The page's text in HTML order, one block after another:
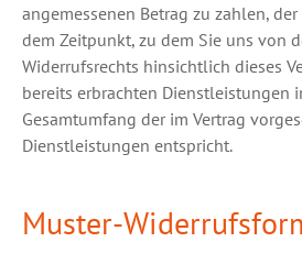
angemessenen Betrag zu zahlen,
dem Zeitpunkt, zu dem Sie uns von
Widerrufsrechts hinsichtlich dieses
bereits erbrachten Dienstleistungen
Gesamtumfang der im Vertrag
Dienstleistungen entspricht.
Muster-